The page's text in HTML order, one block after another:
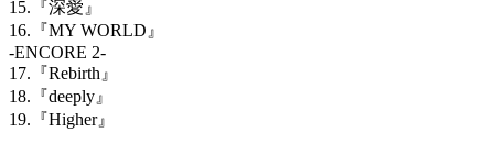
15. 『深愛』
16. 『MY WORLD 』
-ENCORE 2-
17. 『Rebirth 』
18. 『deeply 』
19. 『Higher』